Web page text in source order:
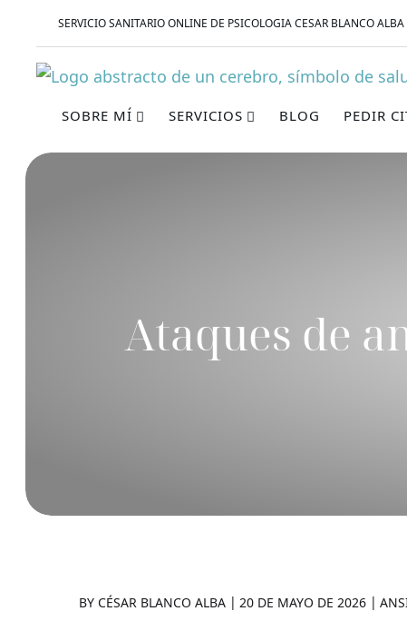
SERVICIO SANITARIO ONLINE DE PSICOLOGIA CESAR BLANCO
SOBRE MÍ SERVICIOS BLOG PEDIR
Ataques de
BY CÉSAR BLANCO ALBA 20 DE MAYO DE 2026